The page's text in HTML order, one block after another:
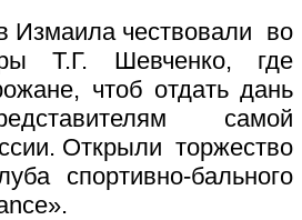
Измаила чествовали во
Т.Г. Шевченко, где
чтоб отдать дань
самой
Открыли торжество
спортивно-бального